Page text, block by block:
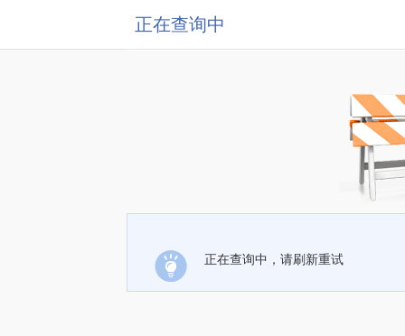
正在查询中
正在查询中，请刷新重试